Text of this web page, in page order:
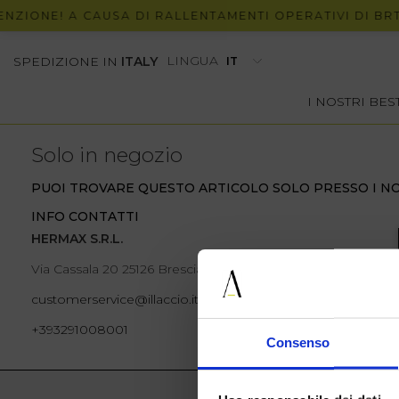
Consenso
A CAUSA DI RALLENTAMENTI OPERATIVI DI
SPEDIZIONE IN ITALY LINGUA
I NOSTRI
Solo in negozio
PUOI TROVARE QUESTO ARTICOLO SOLO PRESSO I
INFO CONTATTI
HERMAX S.R.L.
Via Cassala 20 25126 Brescia
customerservice@illaccio.it
+393291008001